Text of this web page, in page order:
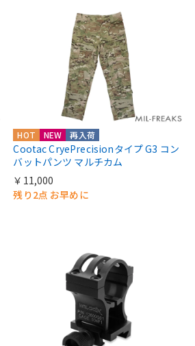
HOT NEW 再入荷
Cootac CryePrecisionタイプ G3 コン
バットパンツ マルチカム
￥11,000
残り2点 お早めに